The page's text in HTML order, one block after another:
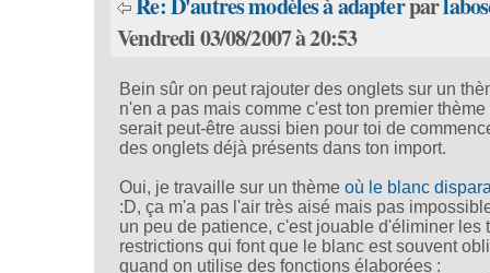
Vendredi 03/08/2007 à 20:53
Bein sûr on peut rajouter des onglets sur un
n'en a pas mais comme c'est ton premier thème
serait peut-être aussi bien pour toi de
des onglets déjà présents dans ton import.
Oui, je travaille sur un thèmeoù le blanc
:D, ça m'a pas l'air très aisé mais pas
un peu de patience, c'est jouable d'éliminer les
restrictions qui font que le blanc est souvent
quand on utilise des fonctions élaborées :